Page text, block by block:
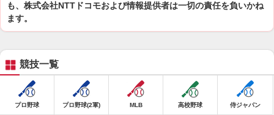
も、株式会社NTTドコモおよび情報提供者は一切の責任を負いかね
ます。
競技一覧
プロ野球 プロ野球(2軍) MLB 高校野球 侍ジャパン